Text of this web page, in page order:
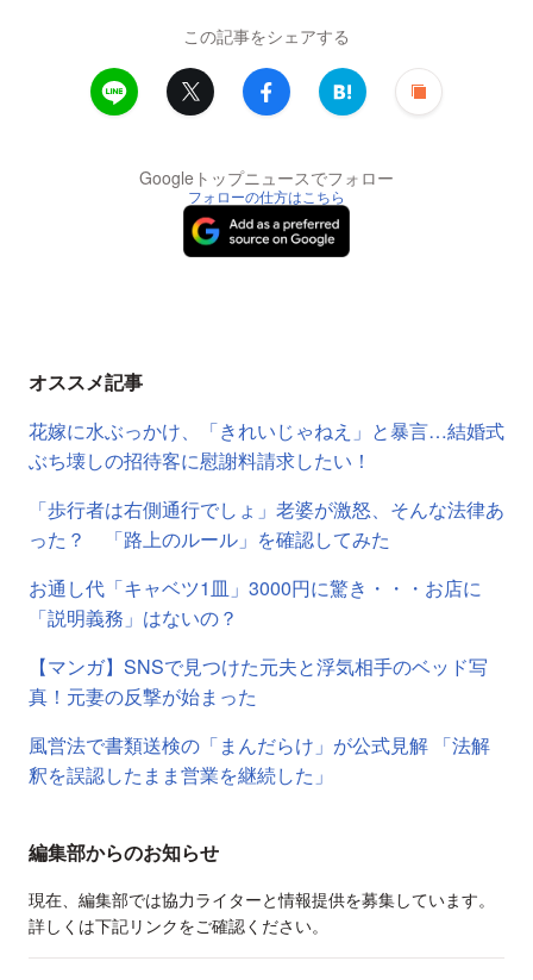
この記事をシェアする
Googleトップニュースでフォロー
フォローの仕方はこちら
オススメ記事
花嫁に水ぶっかけ、「きれいじゃねえ」と暴言…結婚式
ぶち壊しの招待客に慰謝料請求したい！
「歩行者は右側通行でしょ」老婆が激怒、そんな法律あ
った？ 「路上のルール」を確認してみた
お通し代「キャベツ1皿」3000円に驚き・・・お店に
「説明義務」はないの？
【マンガ】SNSで見つけた元夫と浮気相手のベッド写
真！元妻の反撃が始まった
風営法で書類送検の「まんだらけ」が公式見解 「法解
釈を誤認したまま営業を継続した」
編集部からのお知らせ
現在、編集部では協力ライターと情報提供を募集しています。
詳しくは下記リンクをご確認ください。